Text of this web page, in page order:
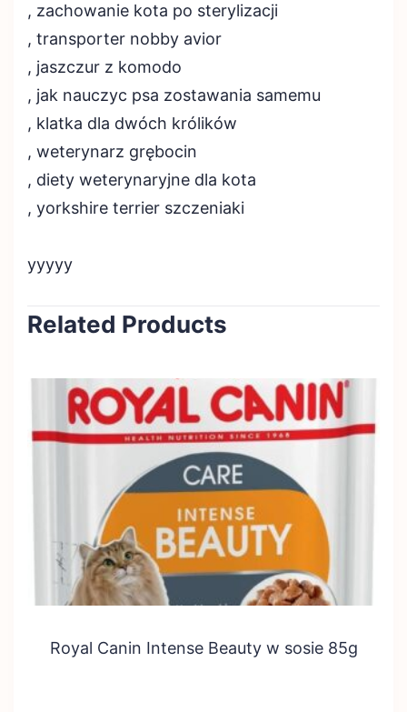
, zachowanie kota po sterylizacji
, transporter nobby avior
, jaszczur z komodo
, jak nauczyc psa zostawania samemu
, klatka dla dwóch królików
, weterynarz grębocin
, diety weterynaryjne dla kota
, yorkshire terrier szczeniaki
yyyyy
Related Products
Royal Canin Intense Beauty w sosie 85g